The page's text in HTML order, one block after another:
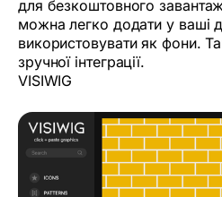
для безкоштовного
можна легко додати у ваші
використовувати як фони.
зручної інтеграції.
VISIWIG